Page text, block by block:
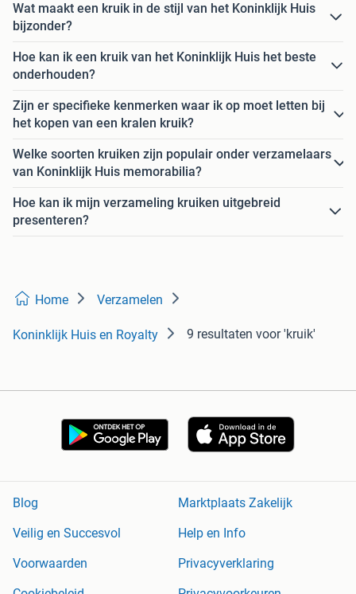
Wat maakt een kruik in de stijl van het Koninklijk Huis
bijzonder?
Hoe kan ik een kruik van het Koninklijk Huis het beste
onderhouden?
Zijn er specifieke kenmerken waar ik op moet letten bij
het kopen van een kralen kruik?
Welke soorten kruiken zijn populair onder verzamelaars
van Koninklijk Huis memorabilia?
Hoe kan ik mijn verzameling kruiken uitgebreid
presenteren?
Home Verzamelen
Koninklijk Huis en Royalty 9 resultaten voor 'kruik'
Blog
Marktplaats Zakelijk
Veilig en Succesvol
Help en Info
Voorwaarden
Privacyverklaring